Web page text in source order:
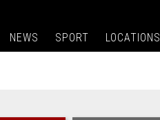
NEWS SPORT LOCATIONS